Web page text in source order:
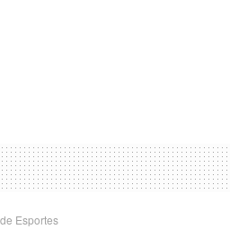
Esportes